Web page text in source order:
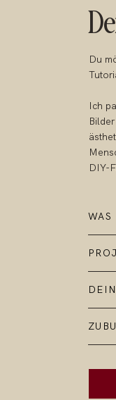
Du
Ich
DIY-
WAS